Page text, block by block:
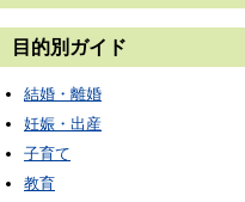
目的別ガイド
結婚・離婚
妊娠・出産
子育て
教育